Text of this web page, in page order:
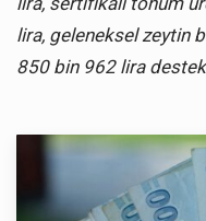
lira, geleneksel zeytin
850 bin 962 lira destek